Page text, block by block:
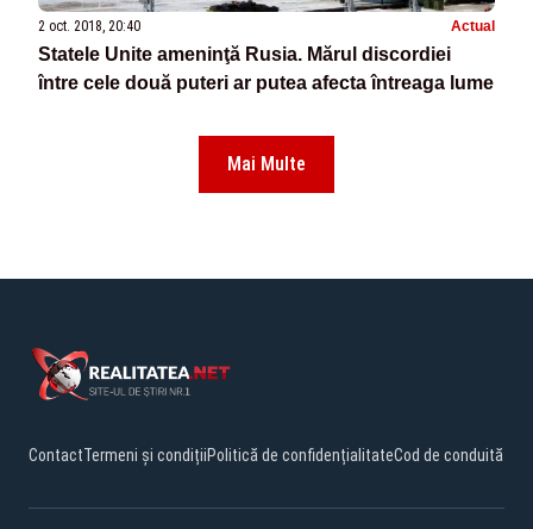
2 oct. 2018, 20:40 Actual
Statele Unite ameninţă Rusia. Mărul discordiei
între cele două puteri ar putea afecta întreaga lume
Mai Multe
ContactTermeni și condițiiPolitică de confidențialitateCod de conduită